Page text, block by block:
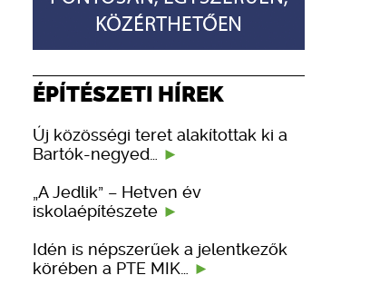
ÉPÍTÉSZETI HÍREK
Új közösségi teret alakítottak ki a
Bartók-negyed…
„A Jedlik” – Hetven év
iskolaépítészete
Idén is népszerűek a jelentkezők
körében a PTE MIK…